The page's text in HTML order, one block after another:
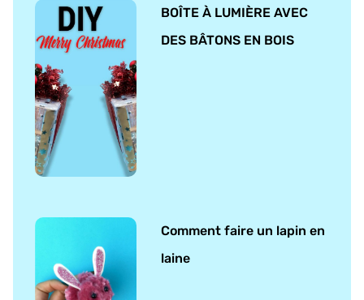
BOÎTE À LUMIÈRE AVEC
DES BÂTONS EN BOIS
Comment faire un lapin en
laine